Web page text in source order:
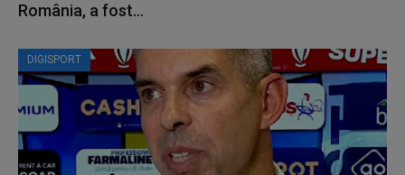
România, a fost...
DIGISPORT